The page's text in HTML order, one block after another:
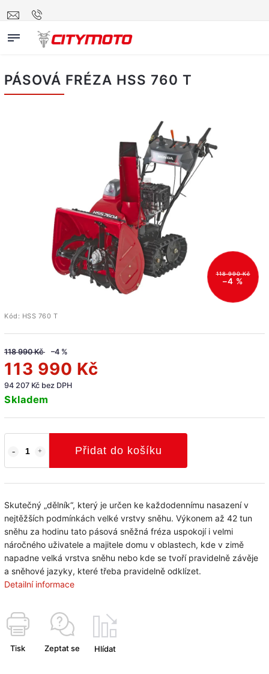
PÁSOVÁ FRÉZA HSS 760 T
118 990 Kč
–4 %
Kód: HSS 760 T
118 990 Kč –4 %
113 990 Kč
94 207 Kč bez DPH
Skladem
Přidat do košíku
Skutečný „dělník“, který je určen ke každodennímu nasazení v
nejtěžších podmínkách velké vrstvy sněhu. Výkonem až 42 tun
sněhu za hodinu tato pásová sněžná fréza uspokojí i velmi
náročného uživatele a majitele domu v oblastech, kde v zimě
napadne velká vrstva sněhu nebo kde se tvoří pravidelně závěje
a sněhové jazyky, které třeba pravidelně odklízet.
Detailní informace
Tisk Zeptat se Hlídat